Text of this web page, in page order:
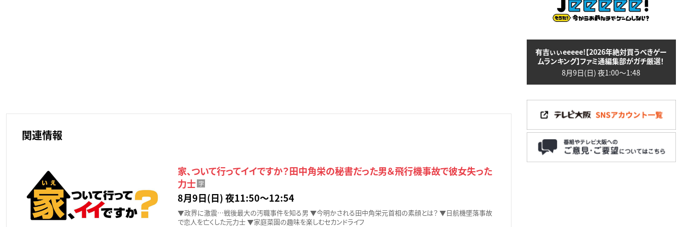
関連情報
家、ついて行ってイイですか？田中角栄の秘書だった男＆飛行機事故で彼女失った
力士 字
8月9日(日) 夜11:50〜12:54
▼政界に激震…戦後最大の汚職事件を知る男 ▼今明かされる田中角栄元首相の素顔とは？ ▼日航機墜落事故
で恋人を亡くした元力士 ▼家庭菜園の趣味を楽しむセカンドライフ
有吉ぃぃeeeee!【2026年絶対買うべきゲー
ムランキング】ファミ通編集部がガチ厳選！
8月9日(日) 夜1:00〜1:48